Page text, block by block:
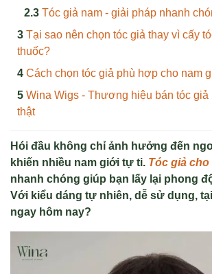
Tóc giả nam - giải pháp nhanh
Tại sao nên chọn tóc giả thay vì cấy
thuốc?
Cách chọn tóc giả phù hợp cho nam
Wina Wigs - Thương hiệu bán tóc giả
thật
Hói đầu không chỉ ảnh hưởng đến
khiến nhiều nam giới tự ti. Tóc giả cho
nhanh chóng giúp bạn lấy lại phong
Với kiểu dáng tự nhiên, dễ sử dụng,
ngay hôm nay?